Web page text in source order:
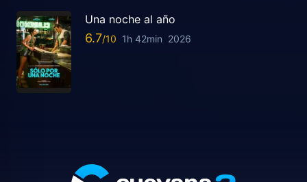
Una noche al año
6.7 1h 42min 2026